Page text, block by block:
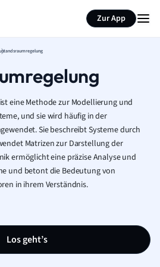
Zur App
eine Methode zur Modellierung und
und sie wird häufig in der
Sie beschreibt Systeme durch
Matrizen zur Darstellung der
ermöglicht eine präzise Analyse und
und betont die Bedeutung von
in ihrem Verständnis.
Los geht’s